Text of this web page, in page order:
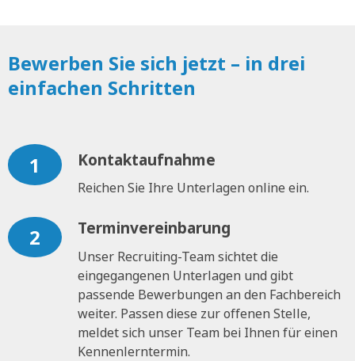
Bewerben Sie sich jetzt – in drei
einfachen Schritten
1 Kontaktaufnahme
Reichen Sie Ihre Unterlagen online ein.
2 Terminvereinbarung
Unser Recruiting-Team sichtet die
eingegangenen Unterlagen und gibt
passende Bewerbungen an den Fachbereich
weiter. Passen diese zur offenen Stelle,
meldet sich unser Team bei Ihnen für einen
Kennenlerntermin.